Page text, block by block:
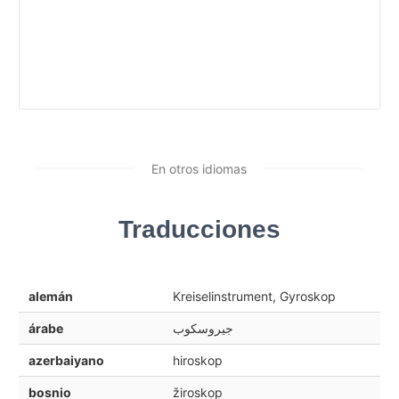
En otros idiomas
Traducciones
alemán Kreiselinstrument, Gyroskop
árabe جيروسكوب
azerbaiyano hiroskop
bosnio žiroskop